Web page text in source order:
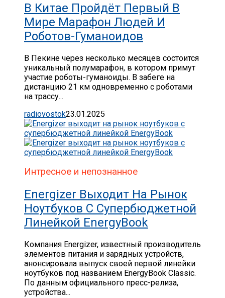
В Китае Пройдёт Первый В
Мире Марафон Людей И
Роботов-Гуманоидов
В Пекине через несколько месяцев состоится
уникальный полумарафон, в котором примут
участие роботы-гуманоиды. В забеге на
дистанцию 21 км одновременно с роботами
на трассу...
radiovostok23.01.2025
Интресное и непознанное
Energizer Выходит На Рынок
Ноутбуков С Супербюджетной
Линейкой EnergyBook
Компания Energizer, известный производитель
элементов питания и зарядных устройств,
анонсировала выпуск своей первой линейки
ноутбуков под названием EnergyBook Classic.
По данным официального пресс-релиза,
устройства...